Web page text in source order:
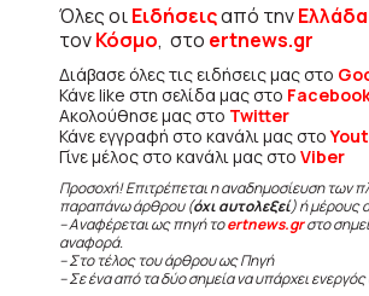
Όλες οιΕιδήσειςαπό τηνΕλλάδα
τονΚόσμο, στο ertnews.gr
Διάβασε όλες τις ειδήσεις μας στο
Κάνε like στη σελίδα μας στο
Ακολούθησε μας στο Twitter
Κάνε εγγραφή στο κανάλι μας στο
Γίνε μέλος στο κανάλι μας στο Viber
Προσοχή! Επιτρέπεται η αναδημοσίευση των
παραπάνω άρθρου (όχι αυτολεξεί) ή μέρους
– Αναφέρεται ως πηγή τοertnews.grστο
αναφορά.
– Στο τέλος του άρθρου ως Πηγή
– Σε ένα από τα δύο σημεία να υπάρχει